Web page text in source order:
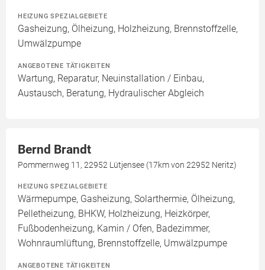
HEIZUNG SPEZIALGEBIETE
Gasheizung, Ölheizung, Holzheizung, Brennstoffzelle,
Umwälzpumpe
ANGEBOTENE TÄTIGKEITEN
Wartung, Reparatur, Neuinstallation / Einbau,
Austausch, Beratung, Hydraulischer Abgleich
Bernd Brandt
Pommernweg 11, 22952 Lütjensee (17km von 22952 Neritz)
HEIZUNG SPEZIALGEBIETE
Wärmepumpe, Gasheizung, Solarthermie, Ölheizung,
Pelletheizung, BHKW, Holzheizung, Heizkörper,
Fußbodenheizung, Kamin / Ofen, Badezimmer,
Wohnraumlüftung, Brennstoffzelle, Umwälzpumpe
ANGEBOTENE TÄTIGKEITEN